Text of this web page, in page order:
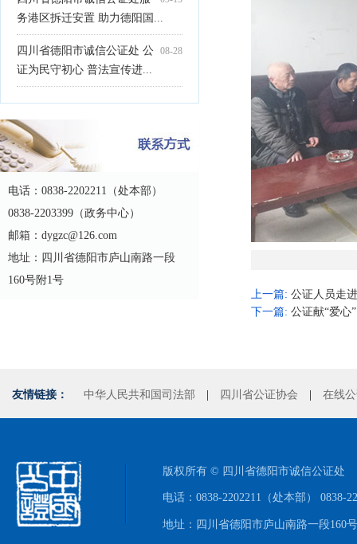
务港区拆迁安置 助力德阳国...
08-28
四川省德阳市诚信公证处 公
证为民守初心 普法宣传进...
电话：0838-2202211（处本部）
0838-2203399（政务中心）
邮箱：dygzc@126.com
地址：四川省德阳市庐山南路一段
160号附1号
上一篇: 公证人员走
下一篇: 公证献“爱心
友情链接： 中华人民共和国司法部 四川省公证协会 在线
版权所有 © 四川省德阳市诚信公证处
电话：0838-2202211（处本部） 0838-
地址：四川省德阳市庐山南路一段160